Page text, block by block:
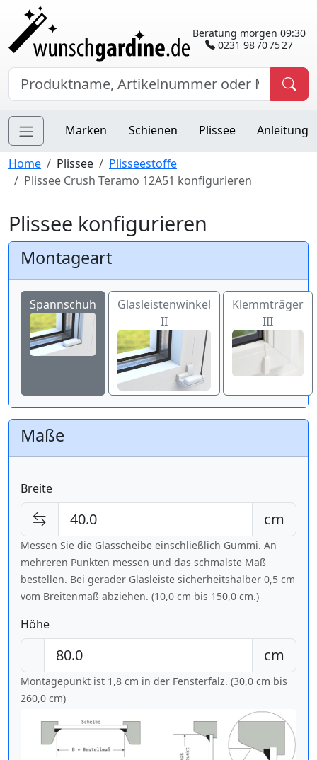
Beratung morgen 09:30
0231 98 70 75 27
Marken Schienen Plissee Anleitung
Home Plissee
Plisseestoffe
Plissee Crush Teramo 12A51 konfigurieren
Plissee konfigurieren
Montageart
Spannschuh
Glasleistenwinkel
II
Klemmträger
III
Maße
Breite
cm
Messen Sie die Glasscheibe einschließlich Gummi. An
mehreren Punkten messen und das schmalste Maß
bestellen. Bei gerader Glasleiste sicherheitshalber 0,5 cm
vom Breitenmaß abziehen. (10,0 cm bis 150,0 cm.)
Höhe
cm
Montagepunkt ist 1,8 cm in der Fensterfalz. (30,0 cm bis
260,0 cm)